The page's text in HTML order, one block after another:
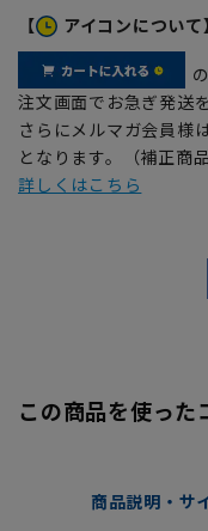
【 アイコンについて】
注文画面でお急ぎ発送
さらにメルマガ会員様
となります。（補正商
詳しくはこちら
この商品を使った
商品説明・サ